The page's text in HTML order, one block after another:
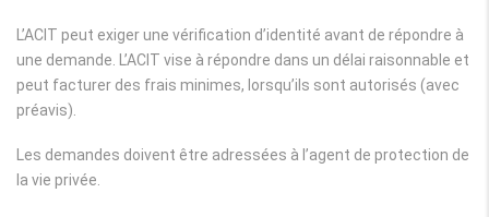
L’ACIT peut exiger une vérification d’identité avant de répondre à
une demande. L’ACIT vise à répondre dans un délai raisonnable et
peut facturer des frais minimes, lorsqu’ils sont autorisés (avec
préavis).
Les demandes doivent être adressées à l’agent de protection de
la vie privée.